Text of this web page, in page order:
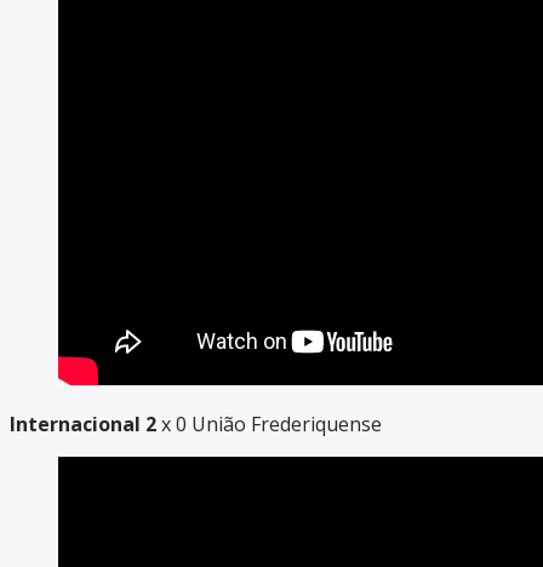
Internacional 2x 0 União Frederiquense